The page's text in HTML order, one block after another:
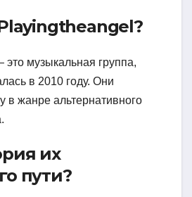
музыкальная группа,
в 2010 году. Они
в жанре альтернативного
их
пути?